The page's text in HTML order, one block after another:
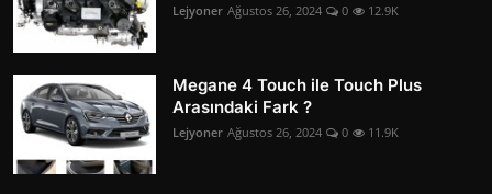
Lejyoner Ağustos 26, 2024 0 12.9K
Megane 4 Touch ile Touch Plus
Arasındaki Fark ?
Lejyoner Ağustos 26, 2024 0 11.9K